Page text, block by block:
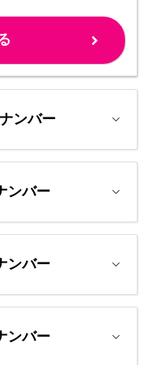
ンバー
ンバー
ンバー
ンバー